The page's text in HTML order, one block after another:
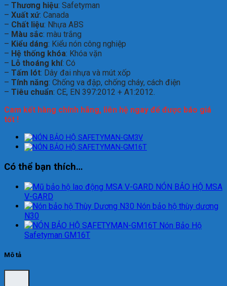
– Thương hiệu: Safetyman
– Xuất xứ: Canada
– Chất liệu: Nhựa ABS
– Màu sắc: màu trắng
– Kiểu dáng: Kiểu nón công nghiệp
– Hệ thống khóa: Khóa vặn
– Lỗ thoáng khí: Có
– Tấm lót: Dây đai nhựa và mút xốp
– Tính năng: Chống va đập, chống cháy, cách điện
– Tiêu chuẩn: CE, EN 397:2012 + A1:2012.
Cam kết hàng chính hãng, liên hệ ngay để được báo giá
tốt !
Có thể bạn thích…
NÓN BẢO HỘ MSA
V-GARD
Nón bảo hộ thùy dương
N30
Nón Bảo Hộ
Safetyman GM16T
Mô tả